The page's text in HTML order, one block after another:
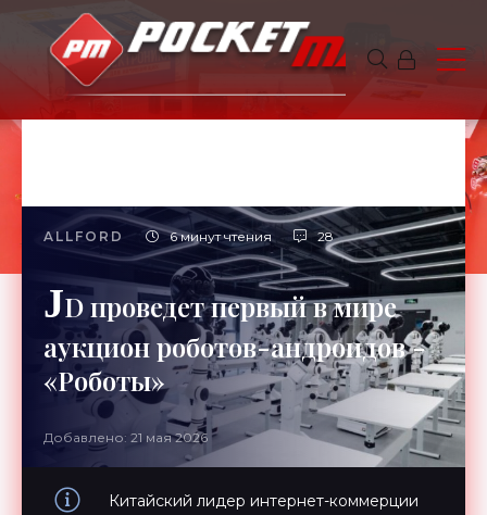
ALLFORD 6 минут чтения 28
JD проведет первый в мире
аукцион роботов-андроидов -
«Роботы»
Добавлено: 21 мая 2026
Китайский лидер интернет-коммерции